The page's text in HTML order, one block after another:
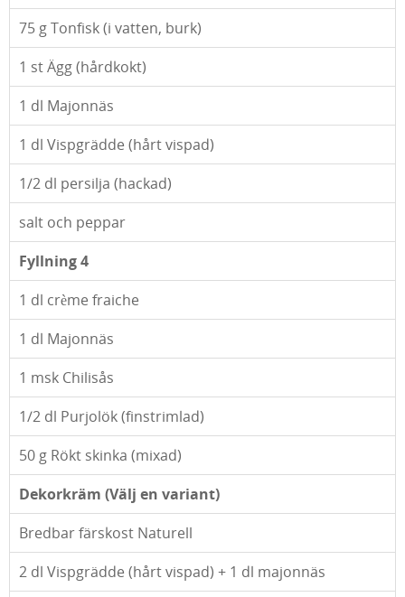
75 g Tonfisk (i vatten, burk)
1 st Ägg (hårdkokt)
1 dl Majonnäs
1 dl Vispgrädde (hårt vispad)
1/2 dl persilja (hackad)
salt och peppar
Fyllning 4
1 dl crème fraiche
1 dl Majonnäs
1 msk Chilisås
1/2 dl Purjolök (finstrimlad)
50 g Rökt skinka (mixad)
Dekorkräm (Välj en variant)
Bredbar färskost Naturell
2 dl Vispgrädde (hårt vispad) + 1 dl majonnäs